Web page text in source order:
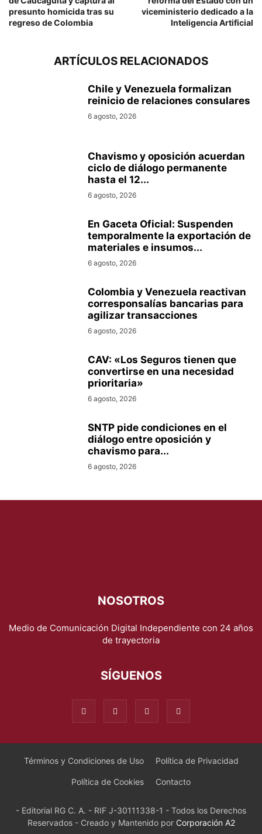
presunto homicida tras su
regreso de Colombia
viceministerio dedicado a la
Inteligencia Artificial
ARTÍCULOS RELACIONADOS
Chile y Venezuela formalizan
reinicio de relaciones consulares
6 agosto, 2026
Chavismo y oposición acuerdan
ciclo de diálogo permanente
hasta el 12...
6 agosto, 2026
En Gaceta Oficial: Suspenden
temporalmente la exportación de
materiales e insumos...
6 agosto, 2026
Colombia y Venezuela reactivan
corresponsalías bancarias para
agilizar transacciones
6 agosto, 2026
CAV: «Los Seguros tienen que
convertirse en una necesidad
prioritaria»
6 agosto, 2026
SNTP pide condiciones en el
diálogo entre oposición y
chavismo para...
6 agosto, 2026
NOSOTROS
Medio de Comunicación Digital Independiente con 24 años
de trayectoria
SÍGUENOS
Términos y Condiciones de Uso Política de Privacidad
Política de Cookies Contacto
- Editorial RG C. A. - RIF J-30111338-1 - Todos los Derechos
Reservados - Creado y Mantenido por Corporación A2